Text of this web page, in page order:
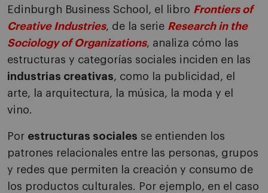
Edinburgh Business School, el libro Frontiers of
Creative Industries, de la serie Research in the
Sociology of Organizations, analiza cómo las
estructuras y categorías sociales inciden en las
industrias creativas, como la publicidad, el
arte, la arquitectura, la música, la moda y el
vino.
Por estructuras sociales se entienden los
patrones relacionales entre las personas, grupos
y redes que permiten la creación y consumo de
los productos culturales. Por ejemplo, en el caso